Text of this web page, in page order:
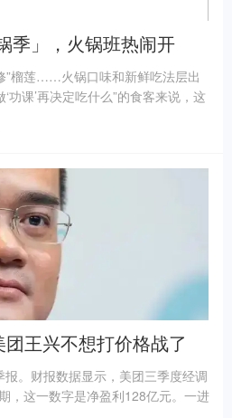
季」，火锅班热闹开
力狂欢
”榴莲……火锅口味和新鲜吃法层出
功课’再决定吃什么”的食客来说，这
！这个冬天，「抖音生活火锅季」
这门“课”钻研透，还准备了一份超
大家玩转全国各地火锅相关活动，
上抖音搜索“火锅团购”，即刻畅享
王兴不想打价格战了
。财报数据显示，美团三季度经调
，这一数字是净盈利128亿元。一进